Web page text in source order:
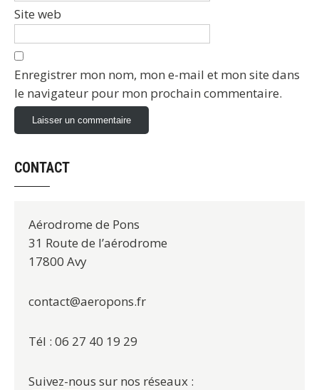
Site web
Enregistrer mon nom, mon e-mail et mon site dans
le navigateur pour mon prochain commentaire.
CONTACT
Aérodrome de Pons
31 Route de l’aérodrome
17800 Avy
contact@aeropons.fr
Tél : 06 27 40 19 29
Suivez-nous sur nos réseaux :